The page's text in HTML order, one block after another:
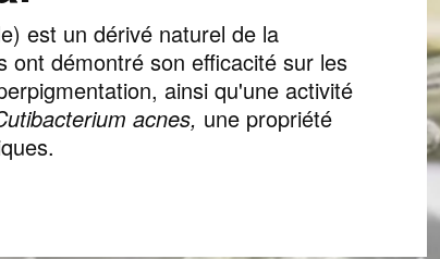
est un dérivé naturel de la
ont démontré son efficacité sur les
ainsi qu'une activité
acnes, une propriété